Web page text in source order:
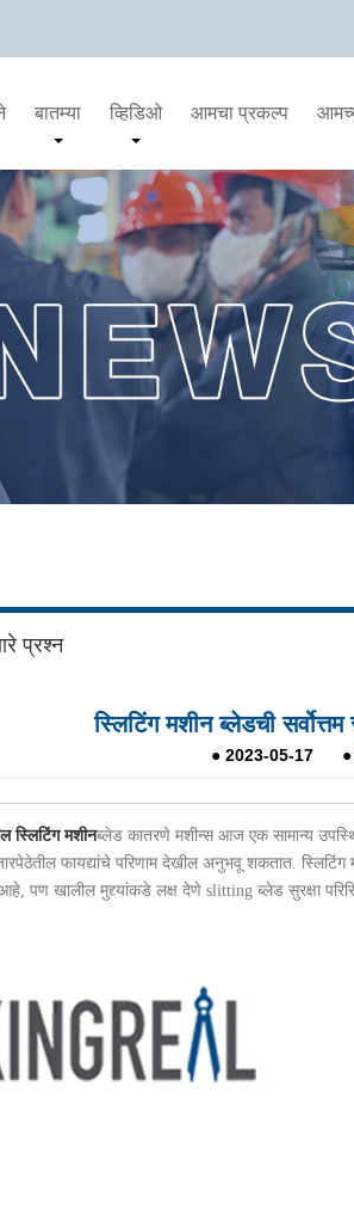
बातम्या व्हिडिओ आमचा प्रकल्प
प्रश्न
स्लिटिंग मशीन ब्लेडची
●2023-05-17
स्लिटिंग मशीनब्लेड कातरणे मशीन्स आज एक सामान्य
फायद्यांचे परिणाम देखील अनुभवू शकतात.
पण खालील मुद्द्यांकडे लक्ष देणे slitting ब्लेड सुरक्षा